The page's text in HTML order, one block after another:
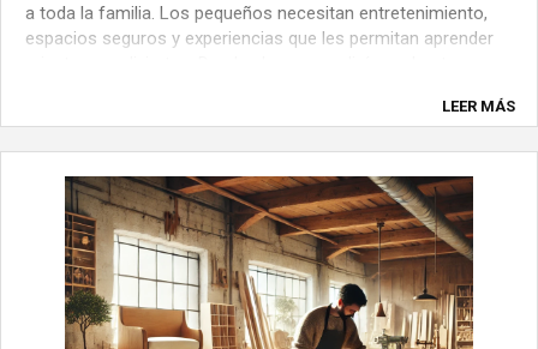
a toda la familia. Los pequeños necesitan entretenimiento,
espacios seguros y experiencias que les permitan aprender
LEER MÁS